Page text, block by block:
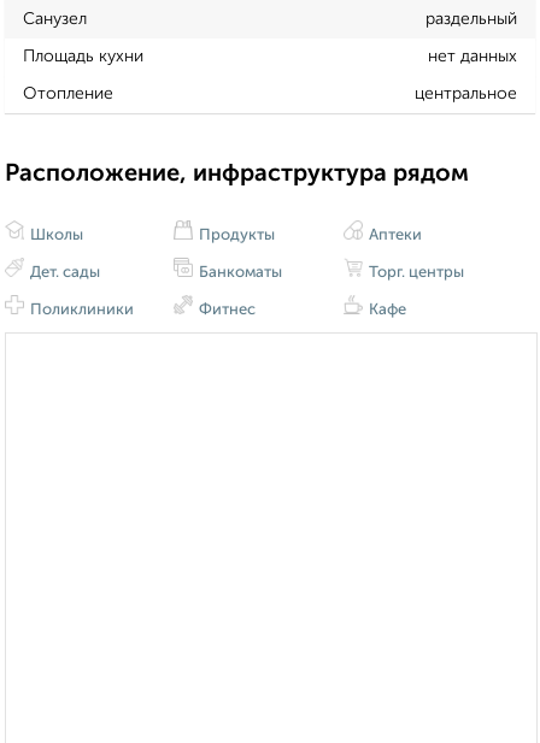
Санузел раздельный
Площадь кухни нет данных
Отопление центральное
Расположение, инфраструктура рядом
Школы
Дет. сады
Поликлиники
Продукты
Банкоматы
Фитнес
Аптеки
Торг. центры
Кафе